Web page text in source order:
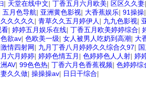
| 天堂在线中文| 丁香五月六月欧美| 区区久久妻
五月色导航| 亚洲黄色影视| 大香蕉娱乐| 91操操
久久久久 | 青草久久五月婷伊人 | 九九色影视|
看| 婷婷五月娱乐在线| 丁香五月欧美婷婷综合|
欲av| 色欧美一级| 女人被男人吃奶到高潮| 大
情四射网| 九月丁香八月婷婷久久综合久97|
六月婷婷| 婷婷色情五月 | 色婷婷色人人射| 婷
AV| 99色色热| 丁香六月色香蕉视频| 色婷婷综
妻久久做| 操操操av| 日日干综合|